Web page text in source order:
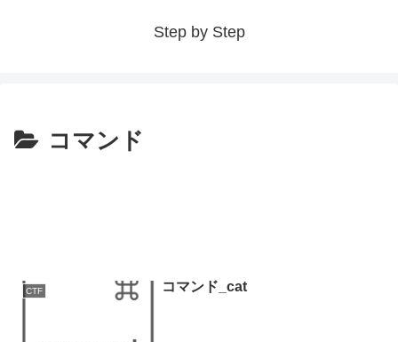
Step by Step
コマンド
CTF コマンド_cat